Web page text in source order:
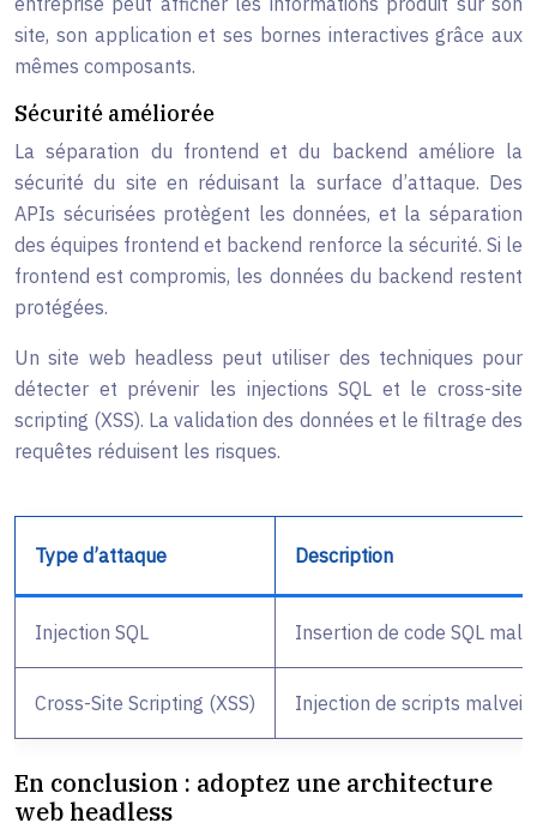
site, son application et ses bornes interactives grâce aux
mêmes composants.
Sécurité améliorée
La séparation du frontend et du backend améliore la
sécurité du site en réduisant la surface d’attaque. Des
APIs sécurisées protègent les données, et la séparation
des équipes frontend et backend renforce la sécurité. Si le
frontend est compromis, les données du backend restent
protégées.
Un site web headless peut utiliser des techniques pour
détecter et prévenir les injections SQL et le cross-site
scripting (XSS). La validation des données et le filtrage des
requêtes réduisent les risques.
Type d’attaque Description
Injection SQL Insertion de code SQL
Cross-Site Scripting (XSS) Injection de scripts
En conclusion : adoptez une architecture
web headless